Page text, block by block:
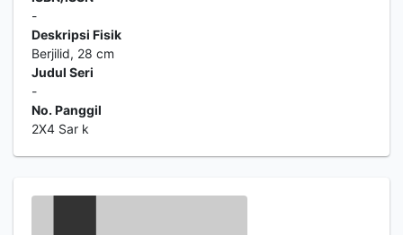
-
Deskripsi Fisik
Berjilid, 28 cm
Judul Seri
-
No. Panggil
2X4 Sar k